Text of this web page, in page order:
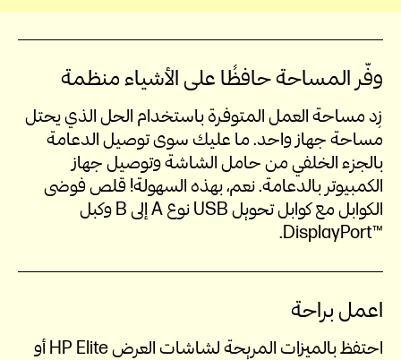
وفّر المساحة حافظًا على الأشياء منظمة
زِد مساحة العمل المتوفرة باستخدام الحل الذي يحتل
مساحة جهاز واحد. ما عليك سوى توصيل الدعامة
بالجزء الخلفي من حامل الشاشة وتوصيل جهاز
الكمبيوتر بالدعامة. نعم، بهذه السهولة! قلص فوضى
الكوابل مع كوابل تحويل USB‏ نوع A‏ إلى B‏ وكبل
DisplayPort™‎‏.
اعمل براحة
احتفظ بالميزات المريحة لشاشات العرض HP Elite أو